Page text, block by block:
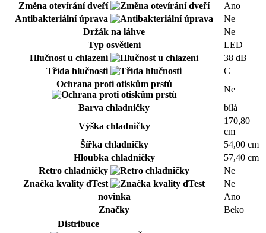
Změna otevírání dveří
Ano
Antibakteriální úprava
Ne
Držák na láhve
Ne
Typ osvětlení
LED
Hlučnost u chlazení
38 dB
Třída hlučnosti
C
Ochrana proti otiskům prstů
Ne
Barva chladničky
bílá
Výška chladničky
170,80
cm
Šířka chladničky
54,00 cm
Hloubka chladničky
57,40 cm
Retro chladničky
Ne
Značka kvality dTest
Ne
novinka
Ano
Značky
Beko
Distribuce